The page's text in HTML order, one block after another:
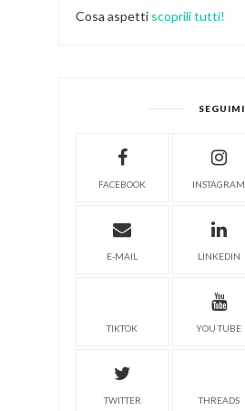
Cosa aspetti scoprili tutti!
SEGUIMI
FACEBOOK INSTAGRAM
E-MAIL LINKEDIN
TIKTOK YOU TUBE
TWITTER THREADS